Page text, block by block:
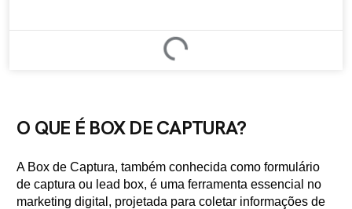
O QUE É BOX DE CAPTURA?
A Box de Captura, também conhecida como formulário
de captura ou lead box, é uma ferramenta essencial no
marketing digital, projetada para coletar informações de